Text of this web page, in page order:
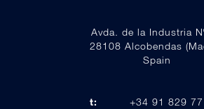
Avda. de la Industria
28108 Alcobendas
Spain
t:
+34 91 829